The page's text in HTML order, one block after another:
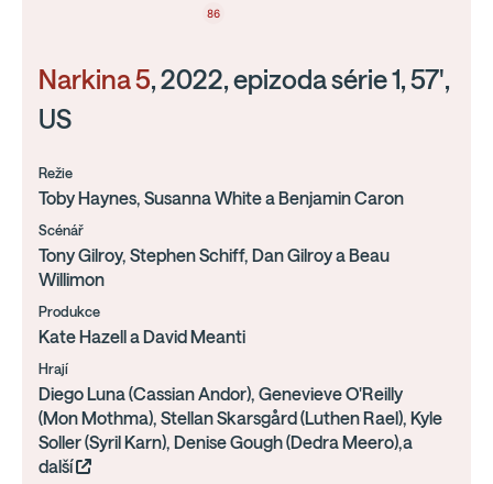
86
Narkina 5, 2022, epizoda série 1, 57',
US
Režie
Toby Haynes, Susanna White a Benjamin Caron
Scénář
Tony Gilroy, Stephen Schiff, Dan Gilroy a Beau
Willimon
Produkce
Kate Hazell a David Meanti
Hrají
Diego Luna (Cassian Andor), Genevieve O'Reilly
(Mon Mothma), Stellan Skarsgård (Luthen Rael), Kyle
Soller (Syril Karn), Denise Gough (Dedra Meero),a
další